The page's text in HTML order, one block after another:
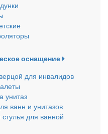
оснащение
для инвалидов
унитаз
ванн и унитазов
для ванной